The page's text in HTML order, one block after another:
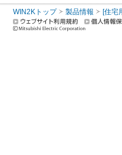
WIN2Kトップ 製品情報 [住宅